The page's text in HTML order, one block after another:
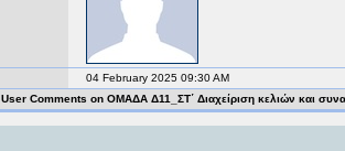
04 February 2025 09:30 AM
User Comments on ΟΜΑΔΑ Δ11_ΣΤ΄ Διαχείριση κελιών και